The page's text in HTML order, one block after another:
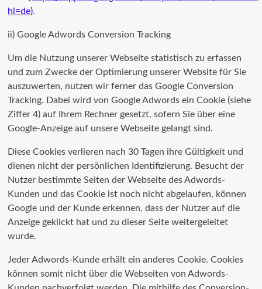
hl=de).
ii) Google Adwords Conversion Tracking
Um die Nutzung unserer Webseite statistisch zu erfassen
und zum Zwecke der Optimierung unserer Website für Sie
auszuwerten, nutzen wir ferner das Google Conversion
Tracking. Dabei wird von Google Adwords ein Cookie (siehe
Ziffer 4) auf Ihrem Rechner gesetzt, sofern Sie über eine
Google-Anzeige auf unsere Webseite gelangt sind.
Diese Cookies verlieren nach 30 Tagen ihre Gültigkeit und
dienen nicht der persönlichen Identifizierung. Besucht der
Nutzer bestimmte Seiten der Webseite des Adwords-
Kunden und das Cookie ist noch nicht abgelaufen, können
Google und der Kunde erkennen, dass der Nutzer auf die
Anzeige geklickt hat und zu dieser Seite weitergeleitet
wurde.
Jeder Adwords-Kunde erhält ein anderes Cookie. Cookies
können somit nicht über die Webseiten von Adwords-